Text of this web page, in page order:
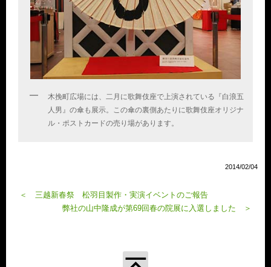
木挽町広場には、二月に歌舞伎座で上演されている『白浪五
人男』の傘も展示。この傘の裏側あたりに歌舞伎座オリジナ
ル・ポストカードの売り場があります。
2014/02/04
＜ 三越新春祭 松羽目製作・実演イベントのご報告
弊社の山中隆成が第69回春の院展に入選しました ＞